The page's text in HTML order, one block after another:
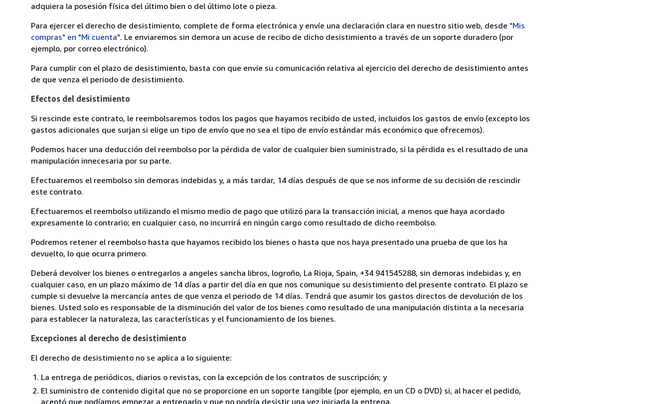
adquiera la posesión física del último bien o del último lote o pieza.
Para ejercer el derecho de desistimiento, complete de forma electrónica y envíe una declaración clara en nuestro sitio web, desde "Mis
compras" en "Mi cuenta". Le enviaremos sin demora un acuse de recibo de dicho desistimiento a través de un soporte duradero (por
ejemplo, por correo electrónico).
Para cumplir con el plazo de desistimiento, basta con que envíe su comunicación relativa al ejercicio del derecho de desistimiento antes
de que venza el periodo de desistimiento.
Efectos del desistimiento
Si rescinde este contrato, le reembolsaremos todos los pagos que hayamos recibido de usted, incluidos los gastos de envío (excepto los
gastos adicionales que surjan si elige un tipo de envío que no sea el tipo de envío estándar más económico que ofrecemos).
Podemos hacer una deducción del reembolso por la pérdida de valor de cualquier bien suministrado, si la pérdida es el resultado de una
manipulación innecesaria por su parte.
Efectuaremos el reembolso sin demoras indebidas y, a más tardar, 14 días después de que se nos informe de su decisión de rescindir
este contrato.
Efectuaremos el reembolso utilizando el mismo medio de pago que utilizó para la transacción inicial, a menos que haya acordado
expresamente lo contrario; en cualquier caso, no incurrirá en ningún cargo como resultado de dicho reembolso.
Podremos retener el reembolso hasta que hayamos recibido los bienes o hasta que nos haya presentado una prueba de que los ha
devuelto, lo que ocurra primero.
Deberá devolver los bienes o entregarlos a angeles sancha libros, logroño, La Rioja, Spain, +34 941545288, sin demoras indebidas y, en
cualquier caso, en un plazo máximo de 14 días a partir del día en que nos comunique su desistimiento del presente contrato. El plazo se
cumple si devuelve la mercancía antes de que venza el periodo de 14 días. Tendrá que asumir los gastos directos de devolución de los
bienes. Usted solo es responsable de la disminución del valor de los bienes como resultado de una manipulación distinta a la necesaria
para establecer la naturaleza, las características y el funcionamiento de los bienes.
Excepciones al derecho de desistimiento
El derecho de desistimiento no se aplica a lo siguiente:
La entrega de periódicos, diarios o revistas, con la excepción de los contratos de suscripción; y
El suministro de contenido digital que no se proporcione en un soporte tangible (por ejemplo, en un CD o DVD) si, al hacer el pedido,
aceptó que podíamos empezar a entregarlo y que no podría desistir una vez iniciada la entrega.